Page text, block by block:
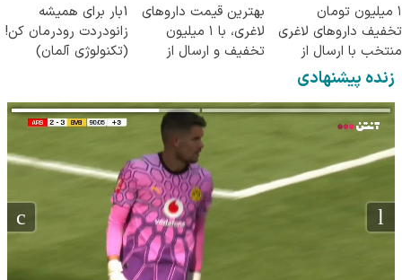
۱ میلیون تومان
تخفیف داروهای لاغری
منتخب با ارسال از
داروخانه نزدیکت
بهترین قیمت داروهای
لاغری، با ۱ میلیون
تخفیف و ارسال از
1بار برای همیشه
زانودردت رودرمان کن!
(تکنولوژی آلمان)
زنده پیشنهادی